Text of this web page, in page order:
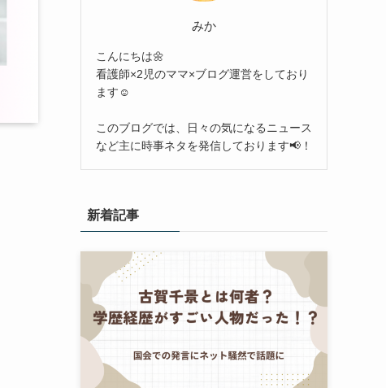
みか
こんにちは🌼
看護師×2児のママ×ブログ運営をしており
ます☺︎
このブログでは、日々の気になるニュース
など主に時事ネタを発信しております📢！
新着記事